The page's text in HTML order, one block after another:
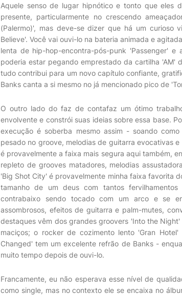
Aquele senso de lugar hipnótico e tonto que eles
presente, particularmente no crescendo
(Palermo)', mas deve-se dizer que há um
Believe'. Você vai ouvi-lo na bateria animada e
lenta de hip-hop-encontra-pós-punk 'Passenger'
poderia estar pegando emprestado da cartilha 'AM'
tudo contribui para um novo capítulo confiante,
Banks canta a si mesmo no já mencionado pico de
O outro lado do faz de contafaz um ótimo
envolvente e constrói suas ideias sobre essa base.
execução é soberba mesmo assim - soando
pesado no groove, melodias de guitarra evocativas
é provavelmente a faixa mais segura aqui também,
repleto de grooves matadores, melodias
'Big Shot City' é provavelmente minha faixa favorita
tamanho de um deus com tantos
contrabaixo sendo tocado com um arco e se
assombrosos, efeitos de guitarra e palm-mutes,
destaques vêm dos grandes groovers 'Into the
maciços; o rocker de cozimento lento 'Gran
Changed' tem um excelente refrão de Banks -
muito tempo depois de ouvi-lo.
Francamente, eu não esperava esse nível de
como single, mas no contexto ele se encaixa no